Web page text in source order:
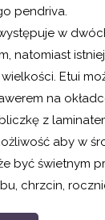
pendriva.
w
natomiast
Etui
na
z
aby w
być świetnym
chrzcin,